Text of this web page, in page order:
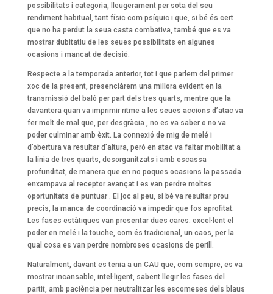
possibilitats i categoria, lleugerament per sota del seu
rendiment habitual, tant físic com psíquic i que, si bé és cert
que no ha perdut la seua casta combativa, també que es va
mostrar dubitatiu de les seues possibilitats en algunes
ocasions i mancat de decisió.
Respecte a la temporada anterior, tot i que parlem del primer
xoc de la present, presenciàrem una millora evident en la
transmissió del baló per part dels tres quarts, mentre que la
davantera quan va imprimir ritme a les seues accions d’atac va
fer molt de mal que, per desgràcia , no es va saber o no va
poder culminar amb èxit. La connexió de mig de melé i
d’obertura va resultar d’altura, però en atac va faltar mobilitat a
la línia de tres quarts, desorganitzats i amb escassa
profunditat, de manera que en no poques ocasions la passada
enxampava al receptor avançat i es van perdre moltes
oportunitats de puntuar . El joc al peu, si bé va resultar prou
precís, la manca de coordinació va impedir que fos aprofitat.
Les fases estàtiques van presentar dues cares: excel·lent el
poder en melé i la touche, com és tradicional, un caos, per la
qual cosa es van perdre nombroses ocasions de perill.
Naturalment, davant es tenia a un CAU que, com sempre, es va
mostrar incansable, intel·ligent, sabent llegir les fases del
partit, amb paciència per neutralitzar les escomeses dels blaus